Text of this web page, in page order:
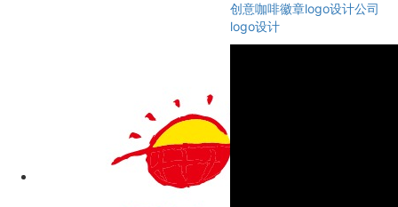
创意咖啡徽章logo设计公司
logo设计